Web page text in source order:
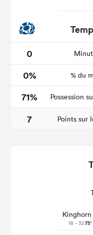
0
0%
% du
71%
Possession
7
Points sur
Kinghorn
18 - 3275'